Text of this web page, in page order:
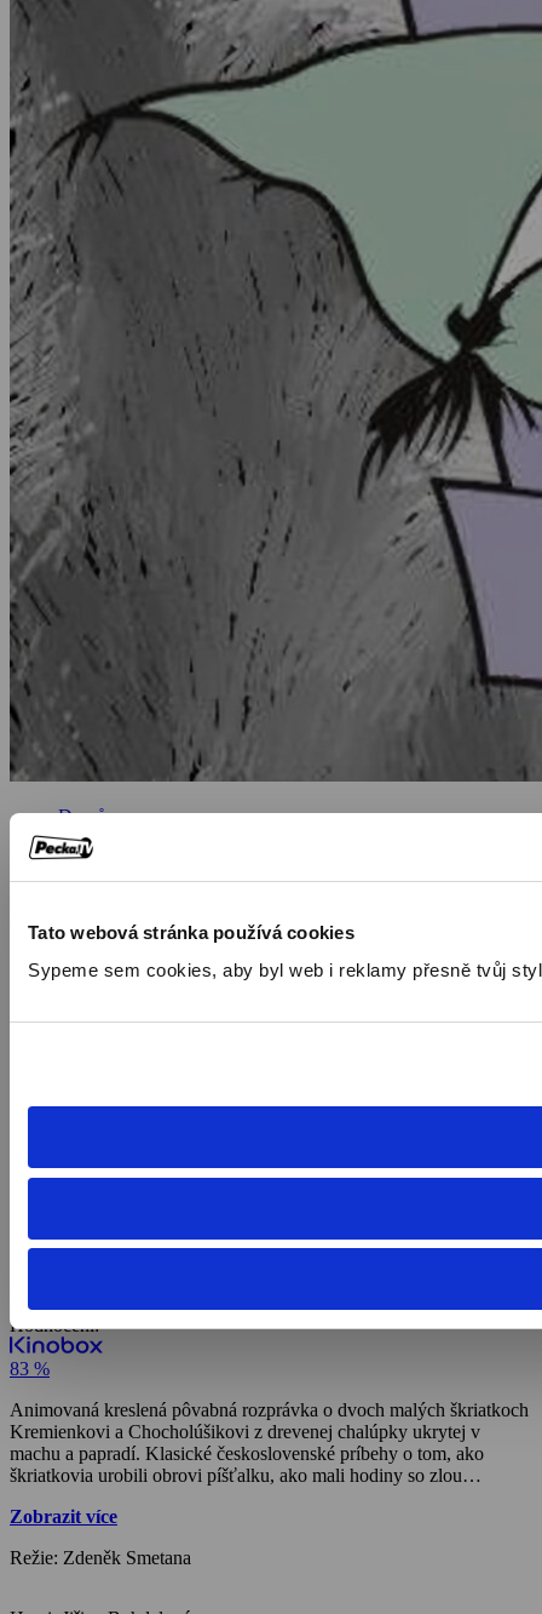
Tato webová stránka používá cookies
Sypeme sem cookies, aby byl web i reklamy přesně tvůj
Domů
/
Program
/
/
/
Pohádky z mechu a kapradí
Seriály / Rodinné seriály / Animovaný / Pohádka / Dětský,1968,
Koupit TV online
Hodnocení:
83 %
Animovaná kreslená pôvabná rozprávka o dvoch malých škriatkoch
Kremienkovi a Chocholúšikovi z drevenej chalúpky ukrytej v
machu a papradí. Klasické československé príbehy o tom, ako
škriatkovia urobili obrovi píšťalku, ako mali hodiny so zlou
Zobrazit více
Režie: Zdeněk Smetana